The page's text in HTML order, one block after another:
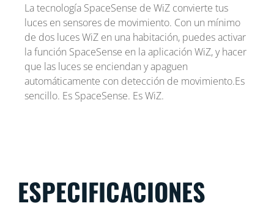
La tecnología SpaceSense de WiZ convierte tus
luces en sensores de movimiento. Con un mínimo
de dos luces WiZ en una habitación, puedes activar
la función SpaceSense en la aplicación WiZ, y hacer
que las luces se enciendan y apaguen
automáticamente con detección de movimiento.Es
sencillo. Es SpaceSense. Es WiZ.
ESPECIFICACIONES